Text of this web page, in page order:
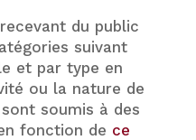
du public
suivant
et par type en
ou la nature de
soumis à des
fonction de ce